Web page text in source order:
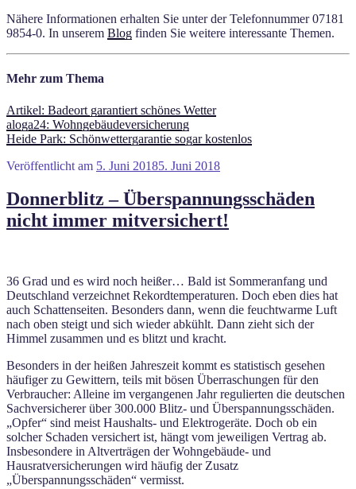
Nähere Informationen erhalten Sie unter der Telefonnummer 07181
9854-0. In unserem Blog finden Sie weitere interessante Themen.
Mehr zum Thema
Artikel: Badeort garantiert schönes Wetter
aloga24: Wohngebäudeversicherung
Heide Park: Schönwettergarantie sogar kostenlos
Veröffentlicht am 5. Juni 20185. Juni 2018
Donnerblitz – Überspannungsschäden
nicht immer mitversichert!
36 Grad und es wird noch heißer… Bald ist Sommeranfang und
Deutschland verzeichnet Rekordtemperaturen. Doch eben dies hat
auch Schattenseiten. Besonders dann, wenn die feuchtwarme Luft
nach oben steigt und sich wieder abkühlt. Dann zieht sich der
Himmel zusammen und es blitzt und kracht.
Besonders in der heißen Jahreszeit kommt es statistisch gesehen
häufiger zu Gewittern, teils mit bösen Überraschungen für den
Verbraucher: Alleine im vergangenen Jahr regulierten die deutschen
Sachversicherer über 300.000 Blitz- und Überspannungsschäden.
„Opfer“ sind meist Haushalts- und Elektrogeräte. Doch ob ein
solcher Schaden versichert ist, hängt vom jeweiligen Vertrag ab.
Insbesondere in Altverträgen der Wohngebäude- und
Hausratversicherungen wird häufig der Zusatz
„Überspannungsschäden“ vermisst.